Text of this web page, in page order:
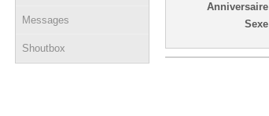
Messages
Shoutbox
Anniversaire
Sexe